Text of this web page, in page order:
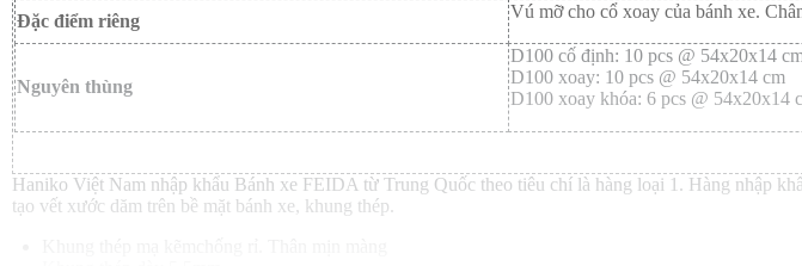
Đặc điểm riêng Vú mỡ cho cổ xoay của bánh xe.
Nguyên thùng
D100 cố định: 10 pcs @ 54x20x14
D100 xoay: 10 pcs @ 54x20x14 cm
D100 xoay khóa: 6 pcs @ 54x20x14
Haniko Việt Nam nhập khẩu Bánh xe FEIDA từ Trung Quốc theo tiêu chí là hàng loại 1. Hàng nhập
tạo vết xước dăm trên bề mặt bánh xe, khung thép.